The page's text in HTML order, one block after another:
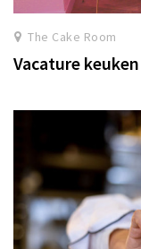
The Cake Room
Vacature